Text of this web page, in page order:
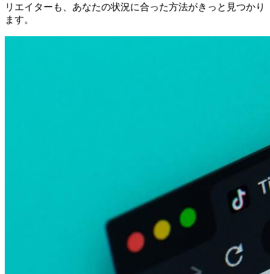
リエイターも、あなたの状況に合った方法がきっと見つかり
ます。